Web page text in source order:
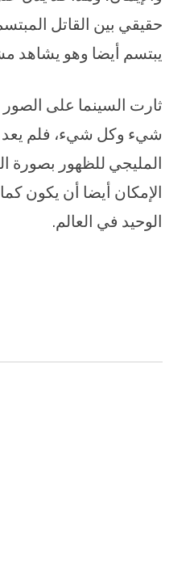
حقيقي بين القاتل
يبتسم أيضا وهو يشاهد
ثارت السينما على الصور
شيء وكل شيء، فلم يعد
المليجي للظهور بصورة
الإمكان أيضا أن يكون
الوحيد في العالم.